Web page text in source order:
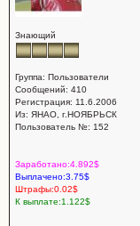
Знающий
Группа: Пользователи
Сообщений: 410
Регистрация: 11.6.2006
Из: ЯНАО, г.НОЯБРЬСК
Пользователь №: 152
Заработано:4.892$
Выплачено:3.75$
Штрафы:0.02$
К выплате:1.122$